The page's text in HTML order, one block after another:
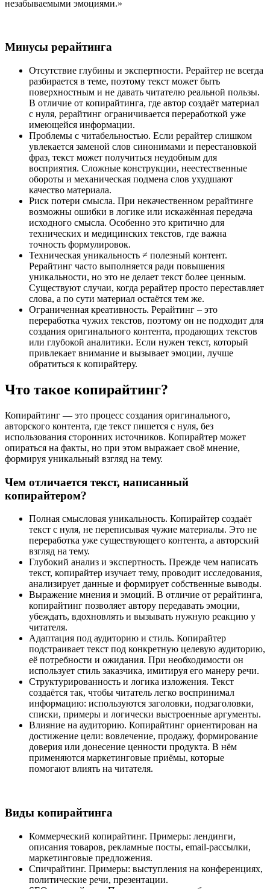
незабываемыми эмоциями.»
Минусы рерайтинга
Отсутствие глубины и экспертности. Рерайтер не всегда
разбирается в теме, поэтому текст может быть
поверхностным и не давать читателю реальной пользы.
В отличие от копирайтинга, где автор создаёт материал
с нуля, рерайтинг ограничивается переработкой уже
имеющейся информации.
Проблемы с читабельностью. Если рерайтер слишком
увлекается заменой слов синонимами и перестановкой
фраз, текст может получиться неудобным для
восприятия. Сложные конструкции, неестественные
обороты и механическая подмена слов ухудшают
качество материала.
Риск потери смысла. При некачественном рерайтинге
возможны ошибки в логике или искажённая передача
исходного смысла. Особенно это критично для
технических и медицинских текстов, где важна
точность формулировок.
Техническая уникальность ≠ полезный контент.
Рерайтинг часто выполняется ради повышения
уникальности, но это не делает текст более ценным.
Существуют случаи, когда рерайтер просто переставляет
слова, а по сути материал остаётся тем же.
Ограниченная креативность. Рерайтинг – это
переработка чужих текстов, поэтому он не подходит для
создания оригинального контента, продающих текстов
или глубокой аналитики. Если нужен текст, который
привлекает внимание и вызывает эмоции, лучше
обратиться к копирайтеру.
Что такое копирайтинг?
Копирайтинг — это процесс создания оригинального,
авторского контента, где текст пишется с нуля, без
использования сторонних источников. Копирайтер может
опираться на факты, но при этом выражает своё мнение,
формируя уникальный взгляд на тему.
Чем отличается текст, написанный
копирайтером?
Полная смысловая уникальность. Копирайтер создаёт
текст с нуля, не переписывая чужие материалы. Это не
переработка уже существующего контента, а авторский
взгляд на тему.
Глубокий анализ и экспертность. Прежде чем написать
текст, копирайтер изучает тему, проводит исследования,
анализирует данные и формирует собственные выводы.
Выражение мнения и эмоций. В отличие от рерайтинга,
копирайтинг позволяет автору передавать эмоции,
убеждать, вдохновлять и вызывать нужную реакцию у
читателя.
Адаптация под аудиторию и стиль. Копирайтер
подстраивает текст под конкретную целевую аудиторию,
её потребности и ожидания. При необходимости он
использует стиль заказчика, имитируя его манеру речи.
Структурированность и логика изложения. Текст
создаётся так, чтобы читатель легко воспринимал
информацию: используются заголовки, подзаголовки,
списки, примеры и логически выстроенные аргументы.
Влияние на аудиторию. Копирайтинг ориентирован на
достижение цели: вовлечение, продажу, формирование
доверия или донесение ценности продукта. В нём
применяются маркетинговые приёмы, которые
помогают влиять на читателя.
Виды копирайтинга
Коммерческий копирайтинг. Примеры: лендинги,
описания товаров, рекламные посты, email-рассылки,
маркетинговые предложения.
Спичрайтинг. Примеры: выступления на конференциях,
политические речи, презентации.